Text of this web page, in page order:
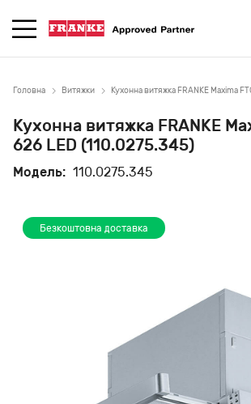
Головна Витяжки Кухонна витяжка FRANKE Maxima
Кухонна витяжка FRANKE
626 LED (110.0275.345)
Модель: 110.0275.345
Безкоштовна доставка